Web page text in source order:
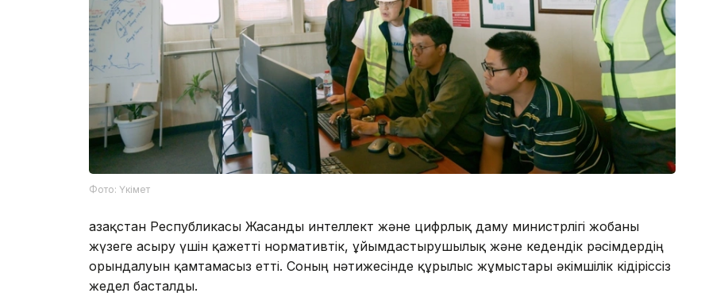
Фото: Үкімет
Қазақстан Республикасы Жасанды интеллект және цифрлық даму министрлігі жобаны
жүзеге асыру үшін қажетті нормативтік, ұйымдастырушылық және кедендік рәсімдердің
орындалуын қамтамасыз етті. Соның нәтижесінде құрылыс жұмыстары әкімшілік кідіріссіз
жедел басталды.